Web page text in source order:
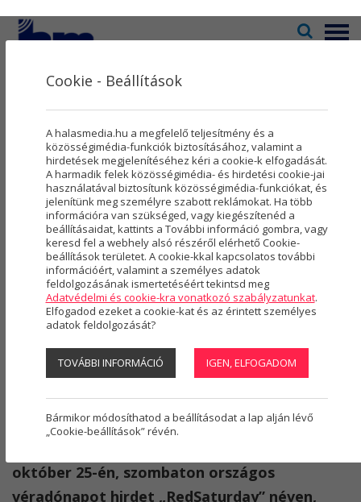
Menü
Televízió
Kultúra
Rovatok
Újság
Városmarketing
Szolgáltatások
Rólunk
Hasznos
Regisztráció
Véradással segíthet a hosszú hétvége
alatt is!
október 25-én, szombaton országos
véradónapot hirdet „RedSaturday” néven,
Cookie - Beállítások
A halasmedia.hu a megfelelő teljesítmény és a
közösségimédia-funkciók biztosításához, valamint a
hirdetések megjelenítéséhez kéri a cookie-k elfogadását.
A harmadik felek közösségimédia- és hirdetési cookie-jai
használatával biztosítunk közösségimédia-funkciókat, és
jelenítünk meg személyre szabott reklámokat. Ha több
információra van szükséged, vagy kiegészítenéd a
beállításaidat, kattints a További információ gombra, vagy
keresd fel a webhely alsó részéről elérhető Cookie-
beállítások területet. A cookie-kkal kapcsolatos további
információért, valamint a személyes adatok
feldolgozásának ismertetéséért tekintsd meg
Adatvédelmi és cookie-kra vonatkozó szabályzatunkat.
Elfogadod ezeket a cookie-kat és az érintett személyes
adatok feldolgozását?
TOVÁBBI INFORMÁCIÓ IGEN, ELFOGADOM
Bármikor módosíthatod a beállításodat a lap alján lévő
„Cookie-beállítások” révén.